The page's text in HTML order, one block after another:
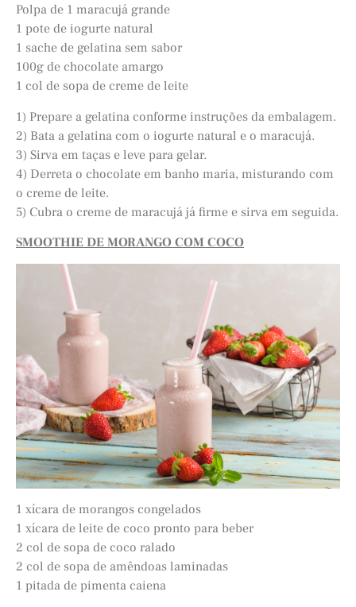
Polpa de 1 maracujá grande
1 pote de iogurte natural
1 sache de gelatina sem sabor
100g de chocolate amargo
1 col de sopa de creme de leite
1) Prepare a gelatina conforme instruções da embalagem.
2) Bata a gelatina com o iogurte natural e o maracujá.
3) Sirva em taças e leve para gelar.
4) Derreta o chocolate em banho maria, misturando com
o creme de leite.
5) Cubra o creme de maracujá já firme e sirva em seguida.
SMOOTHIE DE MORANGO COM COCO
1 xícara de morangos congelados
1 xícara de leite de coco pronto para beber
2 col de sopa de coco ralado
2 col de sopa de amêndoas laminadas
1 pitada de pimenta caiena